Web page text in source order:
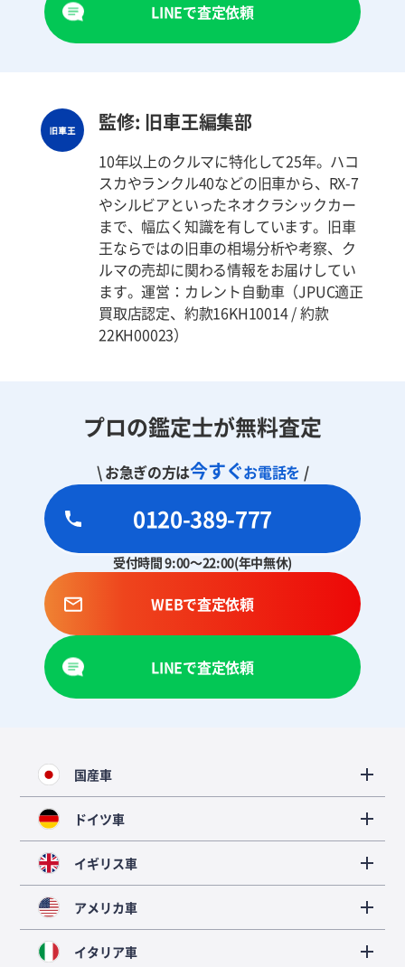
LINEで査定依頼
監修: 旧車王編集部
10年以上のクルマに特化して25年。ハコ
スカやランクル40などの旧車から、RX-7
やシルビアといったネオクラシックカー
まで、幅広く知識を有しています。旧車
王ならではの旧車の相場分析や考察、ク
ルマの売却に関わる情報をお届けしてい
ます。運営：カレント自動車（JPUC適正
買取店認定、約款16KH10014 / 約款
22KH00023）
プロの鑑定士が無料査定
\ お急ぎの方は今すぐお電話を /
0120-389-777
受付時間 9:00～22:00(年中無休)
WEBで査定依頼
LINEで査定依頼
国産車
ドイツ車
イギリス車
アメリカ車
イタリア車